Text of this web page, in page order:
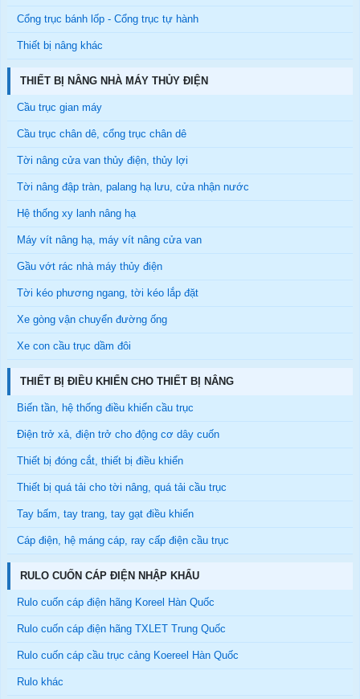
Cổng trục bánh lốp - Cổng trục tự hành
Thiết bị nâng khác
THIẾT BỊ NÂNG NHÀ MÁY THỦY ĐIỆN
Cầu trục gian máy
Cầu trục chân dê, cổng trục chân dê
Tời nâng cửa van thủy điện, thủy lợi
Tời nâng đập tràn, palang hạ lưu, cửa nhận nước
Hệ thống xy lanh nâng hạ
Máy vít nâng hạ, máy vít nâng cửa van
Gầu vớt rác nhà máy thủy điện
Tời kéo phương ngang, tời kéo lắp đặt
Xe gòng vận chuyển đường ống
Xe con cầu trục dầm đôi
THIẾT BỊ ĐIỀU KHIỂN CHO THIẾT BỊ NÂNG
Biến tần, hệ thống điều khiển cầu trục
Điện trở xả, điện trở cho động cơ dây cuốn
Thiết bị đóng cắt, thiết bị điều khiển
Thiết bị quá tải cho tời nâng, quá tải cầu trục
Tay bấm, tay trang, tay gạt điều khiển
Cáp điện, hệ máng cáp, ray cấp điện cầu trục
RULO CUỐN CÁP ĐIỆN NHẬP KHẨU
Rulo cuốn cáp điện hãng Koreel Hàn Quốc
Rulo cuốn cáp điện hãng TXLET Trung Quốc
Rulo cuốn cáp cầu trục cảng Koereel Hàn Quốc
Rulo khác